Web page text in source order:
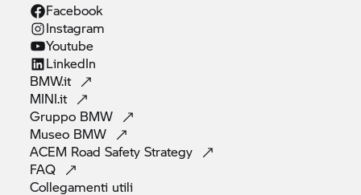
Facebook
Instagram
Youtube
LinkedIn
BMW.it
MINI.it
Gruppo BMW
Museo BMW
ACEM Road SafetyStrategy
FAQ
Collegamenti utili